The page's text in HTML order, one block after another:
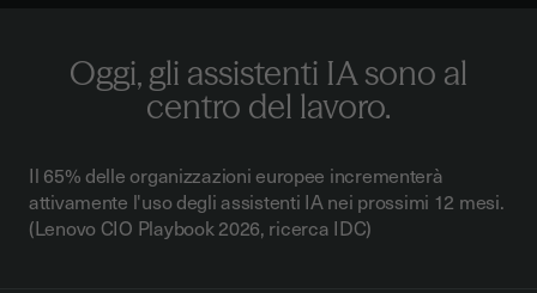
Oggi, gli assistenti IA sono al
centro del lavoro.
Il 65% delle organizzazioni europee incrementerà
attivamente l'uso degli assistenti IA nei prossimi 12 mesi.
(Lenovo CIO Playbook 2026, ricerca IDC)